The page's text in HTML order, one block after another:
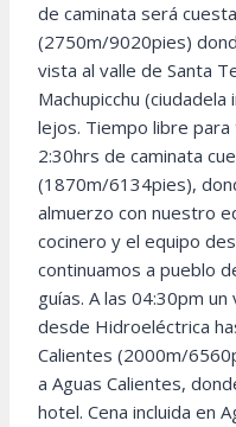
de caminata será
(2750m/9020pies)
vista al valle de Santa
Machupicchu
lejos. Tiempo libre
2:30hrs de caminata
(1870m/6134pies),
almuerzo con nuestro
cocinero y el equipo
continuamos a pueblo
guías. A las 04:30pm
desde Hidroeléctrica
Calientes (2000m/
a Aguas Calientes,
hotel. Cena incluida en